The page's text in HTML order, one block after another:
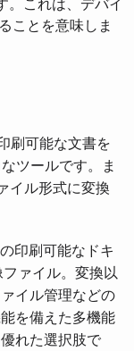
。これは、デバイ
ことを意味しま
刷可能な文書を
ツールです。ま
イル形式に変換
印刷可能なドキ
ァイル。変換以
イル管理などの
を備えた多機能
れた選択肢で